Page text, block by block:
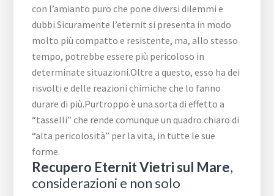
con l’amianto puro che pone diversi dilemmi e
dubbi.Sicuramente l’eternit si presenta in modo
molto più compatto e resistente, ma, allo stesso
tempo, potrebbe essere più pericoloso in
determinate situazioni.Oltre a questo, esso ha dei
risvolti e delle reazioni chimiche che lo fanno
durare di più.Purtroppo è una sorta di effetto a
“tasselli” che rende comunque un quadro chiaro di
“alta pericolosità” per la vita, in tutte le sue
forme.
Recupero Eternit Vietri sul Mare,
considerazioni e non solo